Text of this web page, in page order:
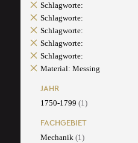
Schlagworte:
Schlagworte:
Schlagworte:
Schlagworte:
Schlagworte:
Material: Messing
JAHR
1750-1799 (1)
FACHGEBIET
Mechanik (1)